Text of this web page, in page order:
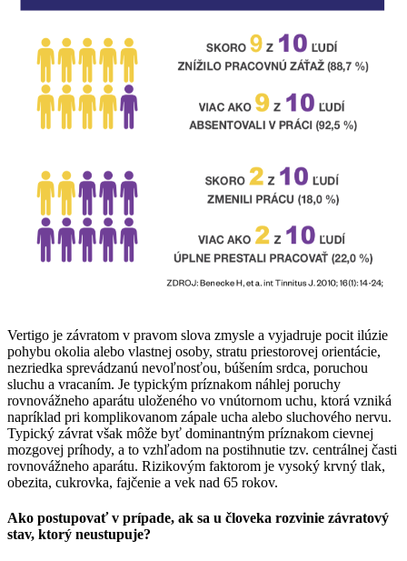
Vertigo je závratom v pravom slova zmysle a vyjadruje pocit ilúzie
pohybu okolia alebo vlastnej osoby, stratu priestorovej orientácie,
nezriedka sprevádzanú nevoľnosťou, búšením srdca, poruchou
sluchu a vracaním. Je typickým príznakom náhlej poruchy
rovnovážneho aparátu uloženého vo vnútornom uchu, ktorá vzniká
napríklad pri komplikovanom zápale ucha alebo sluchového nervu.
Typický závrat však môže byť dominantným príznakom cievnej
mozgovej príhody, a to vzhľadom na postihnutie tzv. centrálnej časti
rovnovážneho aparátu. Rizikovým faktorom je vysoký krvný tlak,
obezita, cukrovka, fajčenie a vek nad 65 rokov.
Ako postupovať v prípade, ak sa u človeka rozvinie závratový
stav, ktorý neustupuje?